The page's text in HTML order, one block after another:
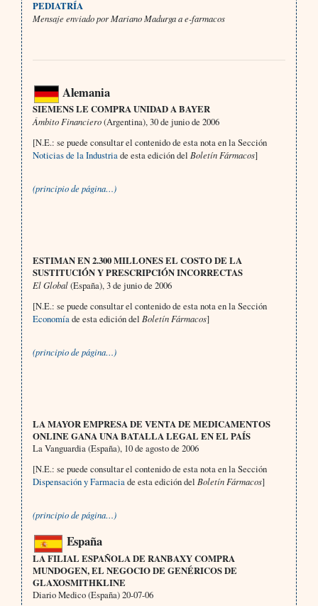
PEDIATRÍA
Mensaje enviado por Mariano Madurga a e-farmacos
Alemania
SIEMENS LE COMPRA UNIDAD A BAYER
Ámbito Financiero(Argentina), 30 de junio de 2006
[N.E.: se puede consultar el contenido de esta nota en la Sección
Noticias de la Industriade esta edición del Boletín Fármacos]
(principio de página…)
ESTIMAN EN 2.300 MILLONES EL COSTO DE LA
SUSTITUCIÓN Y PRESCRIPCIÓN INCORRECTAS
El Global(España), 3 de junio de 2006
[N.E.: se puede consultar el contenido de esta nota en la Sección
Economíade esta edición del Boletín Fármacos]
(principio de página…)
LA MAYOR EMPRESA DE VENTA DE MEDICAMENTOS
ONLINE GANA UNA BATALLA LEGAL EN EL PAÍS
La Vanguardia (España), 10 de agosto de 2006
[N.E.: se puede consultar el contenido de esta nota en la Sección
Dispensación y Farmaciade esta edición del Boletín Fármacos]
(principio de página…)
España
LA FILIAL ESPAÑOLA DE RANBAXY COMPRA
MUNDOGEN, EL NEGOCIO DE GENÉRICOS DE
GLAXOSMITHKLINE
Diario Medico (España) 20-07-06